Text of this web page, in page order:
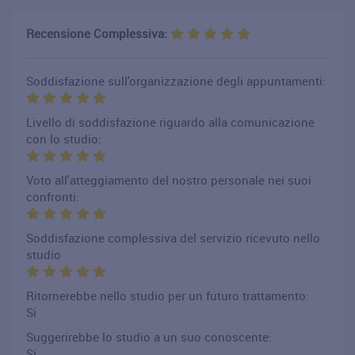
Recensione Complessiva:
Soddisfazione sull'organizzazione degli appuntamenti:
Livello di soddisfazione riguardo alla comunicazione
con lo studio:
Voto all'atteggiamento del nostro personale nei suoi
confronti:
Soddisfazione complessiva del servizio ricevuto nello
studio
Ritornerebbe nello studio per un futuro trattamento:
Si
Suggerirebbe lo studio a un suo conoscente: